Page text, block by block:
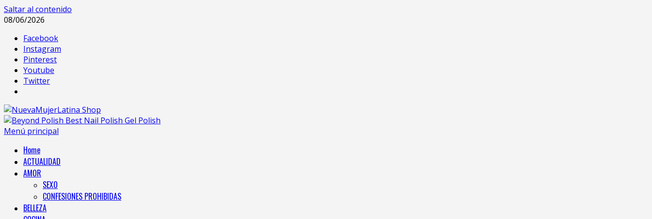
Saltar al contenido
08/06/2026
Facebook
Instagram
Pinterest
Youtube
Twitter
Menú principal
Home
ACTUALIDAD
AMOR
SEXO
CONFESIONES PROHIBIDAS
BELLEZA